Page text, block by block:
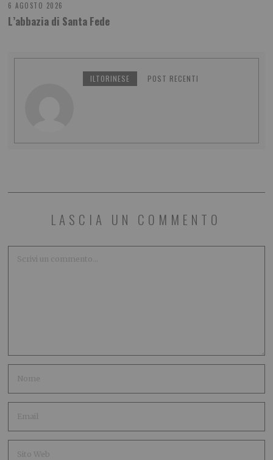
6 AGOSTO 2026
L’abbazia di Santa Fede
ILTORINESE POST RECENTI
LASCIA UN COMMENTO